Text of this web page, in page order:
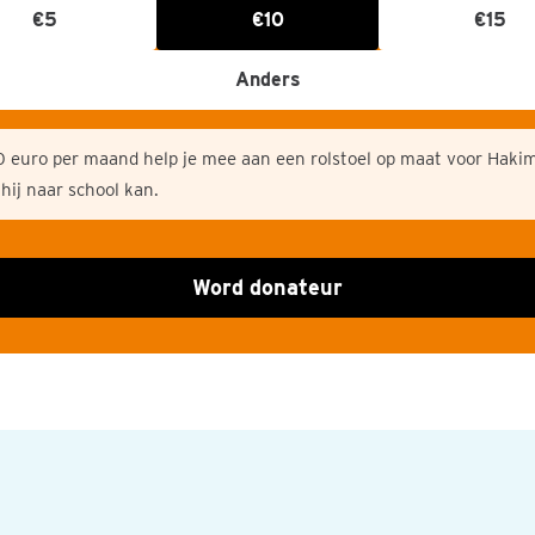
€5 €10 €15
Anders
euro per maand help je mee aan een rolstoel op maat voor
naar school kan.
Word donateur